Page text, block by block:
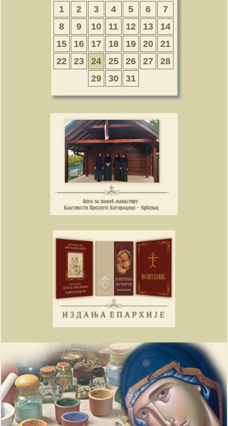
1 2 3 4 5 6
7
8
9 10 11 12 13
14
15
16 17 18 19 20
21
22
23 24 25 26 27
28
29
30 31